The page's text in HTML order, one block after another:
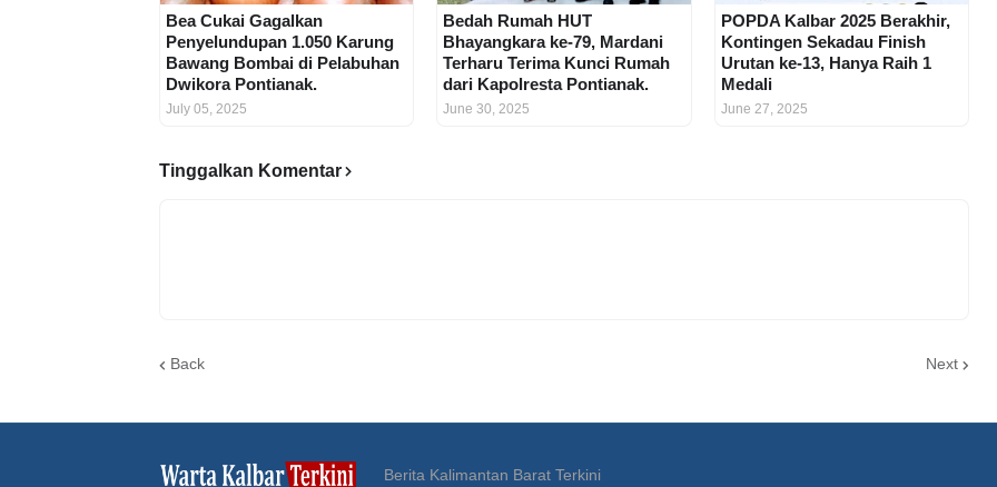
Bea Cukai Gagalkan
Penyelundupan 1.050 Karung
Bawang Bombai di Pelabuhan
Dwikora Pontianak.
July 05, 2025
Bedah Rumah HUT
Bhayangkara ke-79, Mardani
Terharu Terima Kunci Rumah
dari Kapolresta Pontianak.
June 30, 2025
POPDA Kalbar 2025 Berakhir,
Kontingen Sekadau Finish
Urutan ke-13, Hanya Raih 1
Medali
June 27, 2025
Tinggalkan Komentar
Back Next
Berita Kalimantan Barat Terkini